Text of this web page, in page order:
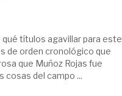
qué títulos agavillar para este
de orden cronológico que
que Muñoz Rojas fue
cosas del campo ...